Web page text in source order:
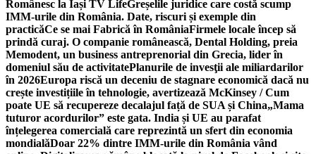
Românesc la Iași TV LifeGreșelile juridice care costă scump
IMM-urile din România. Date, riscuri și exemple din
practicăCe se mai Fabrică în RomâniaFirmele locale încep să
prindă curaj. O companie românească, Dental Holding, preia
Memodent, un business antreprenorial din Grecia, lider în
domeniul său de activitatePlanurile de invesţii ale miliardarilor
în 2026Europa riscă un deceniu de stagnare economică dacă nu
crește investițiile în tehnologie, avertizează McKinsey / Cum
poate UE să recupereze decalajul față de SUA și China„Mama
tuturor acordurilor” este gata. India și UE au parafat
înțelegerea comercială care reprezintă un sfert din economia
mondialăDoar 22% dintre IMM-urile din România vând